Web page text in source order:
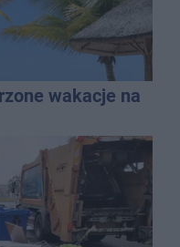
wakacje na